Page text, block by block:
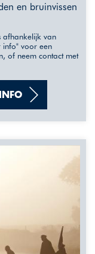
en bruinvissen
afhankelijk van
info" voor een
of neem contact met